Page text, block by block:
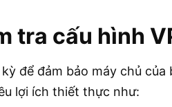
tra cấu hình
để đảm bảo máy chủ
lợi ích thiết thực như: